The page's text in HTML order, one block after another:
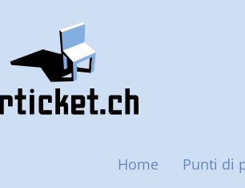
principale
Home Punti di